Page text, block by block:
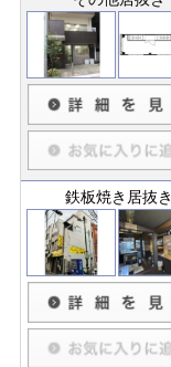
鉄板焼き居抜き